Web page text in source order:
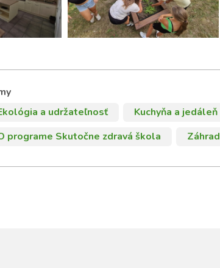
a udržateľnosť
Kuchyňa a jedáleň
programe Skutočne zdravá škola